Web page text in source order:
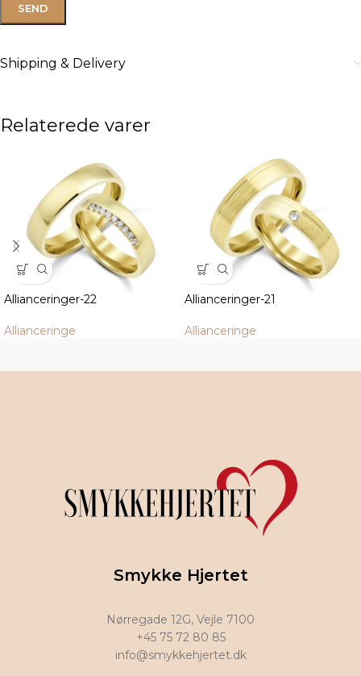
Shipping & Delivery
Relaterede varer
Allianceringer-22
Allianceringe
Allianceringer-21
Allianceringe
Smykke Hjertet
Nørregade 12G, Vejle 7100
+45 75 72 80 85
info@smykkehjertet.dk